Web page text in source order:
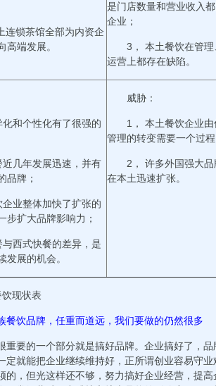
连锁茶馆全部为内资企
高端发展。
是门店数量和营业收入
企业；
3， 本土餐饮在管
运营上都存在缺陷。
化和个性化有了很强的
近几年发展迅速，并有
品牌；
业整体加快了扩张的
步扩大品牌影响力；
西式快餐的差异，是
发展的机会。
威胁：
1， 本土餐饮企业
管理的转变需要一个过程
2， 许多外国强大
在本土迅速扩张。
现状表
餐饮品牌，任重而道远，我们要做的仍然很多
重要的一个部分就是搞好品牌。企业搞好了，
定就能把企业继续维持好，正所谓创业容易守
的，但光这样还不够，努力搞好企业经营，提